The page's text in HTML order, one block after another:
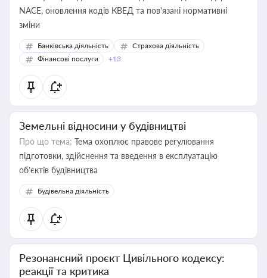
NACE, оновлення кодів КВЕД та пов'язані нормативні
зміни
Банківська діяльність
Страхова діяльність
Фінансові послуги
+13
Земельні відносини у будівництві
Про що тема: Тема охоплює правове регулювання
підготовки, здійснення та введення в експлуатацію
об’єктів будівництва
Будівельна діяльність
Резонансний проєкт Цивільного кодексу:
реакції та критика